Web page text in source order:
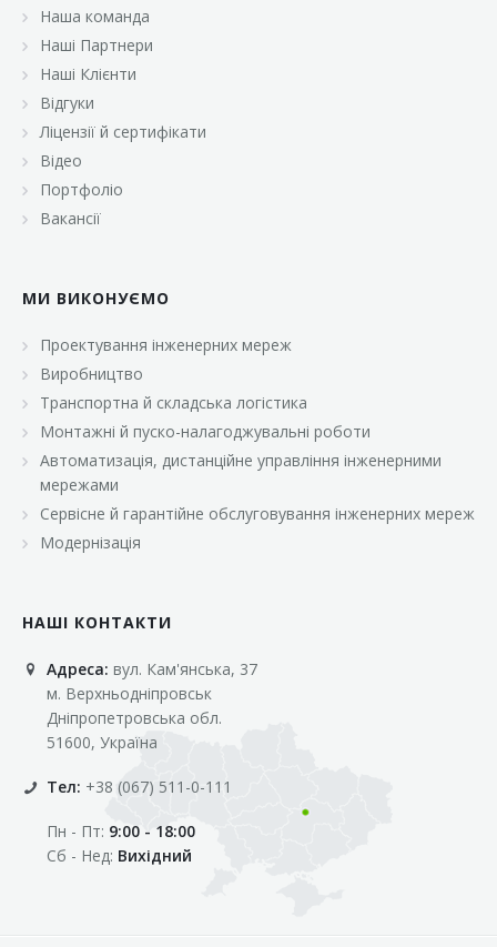
«Велмарт»
«ВК Експресс»
«Класс»
«Континент»
«Малинка»
«Марс»
«Оптовичок»
«Свіжачок»
«Сільпо»
«Фора»
«Фреш»
«Фуршет»
«Цент»
Наша команда
Наші Партнери
Наші Клієнти
Відгуки
Ліцензії й сертифікати
Відео
Портфоліо
Вакансії
МИ ВИКОНУЄМО
Проектування інженерних мереж
Виробництво
Транспортна й складська логістика
Монтажні й пуско-налагоджувальні роботи
Автоматизація, дистанційне управління інженерними
мережами
Сервісне й гарантійне обслуговування інженерних мереж
Модернізація
НАШІ КОНТАКТИ
Адреса: вул. Кам'янська, 37
м. Верхньодніпровськ
Дніпропетровська обл.
51600, Україна
Тел: +38 (067) 511-0-111
Пн - Пт: 9:00 - 18:00
Сб - Нед: Вихідний